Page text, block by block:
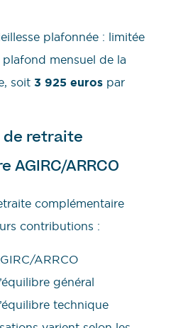
plafonnée : limitée
mensuel de la
soit 3 925 euros par
de retraite
AGIRC/ARRCO
complémentaire
contributions :
ARRCO
général
technique